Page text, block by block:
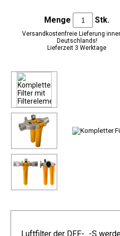
Menge Stk.
Versandkostenfreie Lieferung
Deutschlands!
Lieferzeit 3 Werktage
Luftfilter der DFF-...-S